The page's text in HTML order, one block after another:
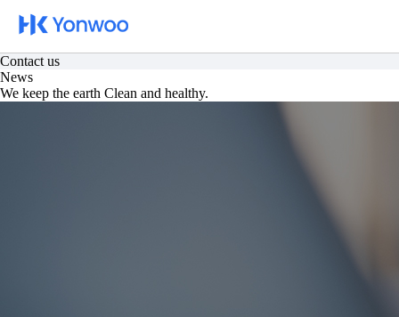
문의하기
Contact us
News
We keep the earth Clean and healthy.